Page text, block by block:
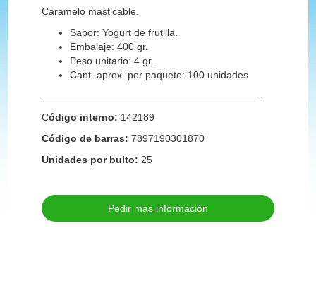
Caramelo masticable.
Sabor: Yogurt de frutilla.
Embalaje: 400 gr.
Peso unitario: 4 gr.
Cant. aprox. por paquete: 100 unidades
——————————————————————-
Código interno: 142189
Código de barras:7897190301870
Unidades por bulto: 25
Pedir mas información